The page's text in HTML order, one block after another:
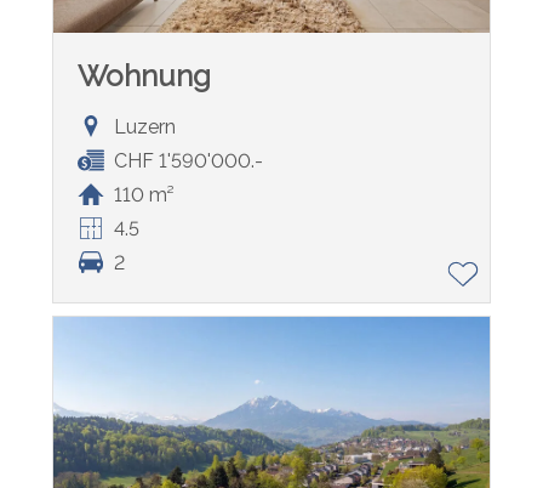
Wohnung
Luzern
CHF 1'590'000.-
110 m²
4.5
2